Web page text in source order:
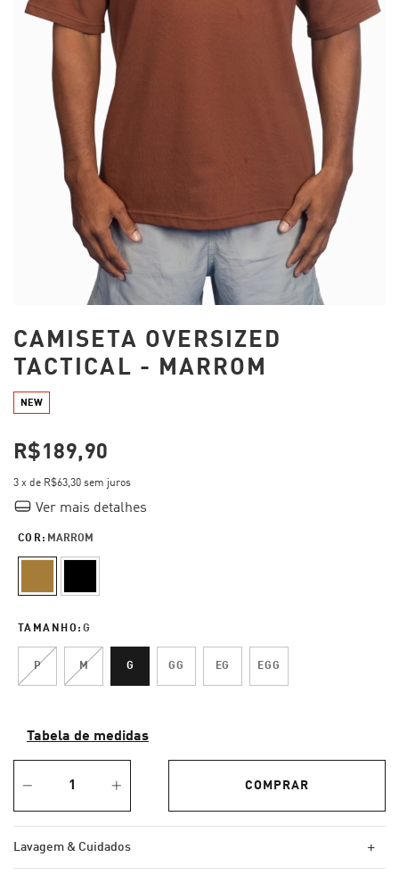
CAMISETA OVERSIZED
TACTICAL - MARROM
NEW
R$189,90
3 x de R$63,30 sem juros
Ver mais detalhes
COR: MARROM
TAMANHO: G
P M G GG EG EGG
Tabela de medidas
Lavagem & Cuidados +